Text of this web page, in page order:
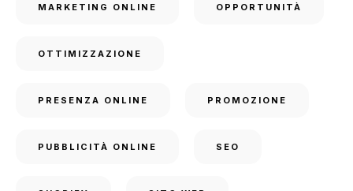
MARKETING ONLINE OPPORTUNITÀ
OTTIMIZZAZIONE
PRESENZA ONLINE PROMOZIONE
PUBBLICITÀ ONLINE SEO